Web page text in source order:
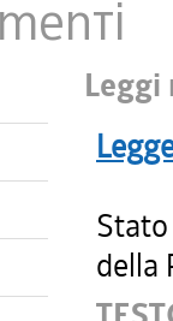
Leggi
della